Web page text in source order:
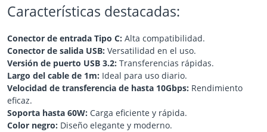
Características destacadas:
Conector de entrada Tipo C: Alta compatibilidad.
Conector de salida USB: Versatilidad en el uso.
Versión de puerto USB 3.2: Transferencias rápidas.
Largo del cable de 1m: Ideal para uso diario.
Velocidad de transferencia de hasta 10Gbps: Rendimiento
eficaz.
Soporta hasta 60W: Carga eficiente y rápida.
Color negro: Diseño elegante y moderno.